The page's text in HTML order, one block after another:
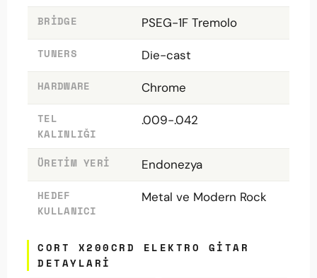
BRIDGE PSEG-1F Tremolo
TUNERS Die-cast
HARDWARE Chrome
TEL
KALINLIĞI
.009-.042
ÜRETIM YERI Endonezya
HEDEF
KULLANICI
Metal ve Modern Rock
CORT X200CRD ELEKTRO GITAR
DETAYLARI